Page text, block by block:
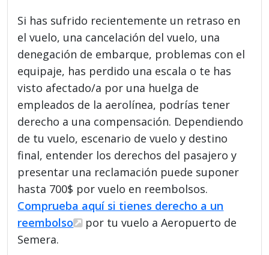
Si has sufrido recientemente un retraso en
el vuelo, una cancelación del vuelo, una
denegación de embarque, problemas con el
equipaje, has perdido una escala o te has
visto afectado/a por una huelga de
empleados de la aerolínea, podrías tener
derecho a una compensación. Dependiendo
de tu vuelo, escenario de vuelo y destino
final, entender los derechos del pasajero y
presentar una reclamación puede suponer
hasta 700$ por vuelo en reembolsos.
Comprueba aquí si tienes derecho a un
reembolso
por tu vuelo a Aeropuerto de
Semera.